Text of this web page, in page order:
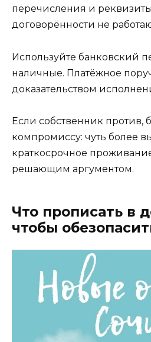
перечисления и
договорённости не
Используйте банковский
наличные. Платёжное
доказательством
Если собственник против,
компромиссу: чуть более
краткосрочное
решающим аргументом.
Что прописать в
чтобы